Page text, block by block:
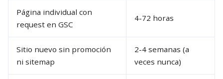
Página individual con
request en GSC
4-72 horas
Sitio nuevo sin promoción
ni sitemap
2-4 semanas (a
veces nunca)